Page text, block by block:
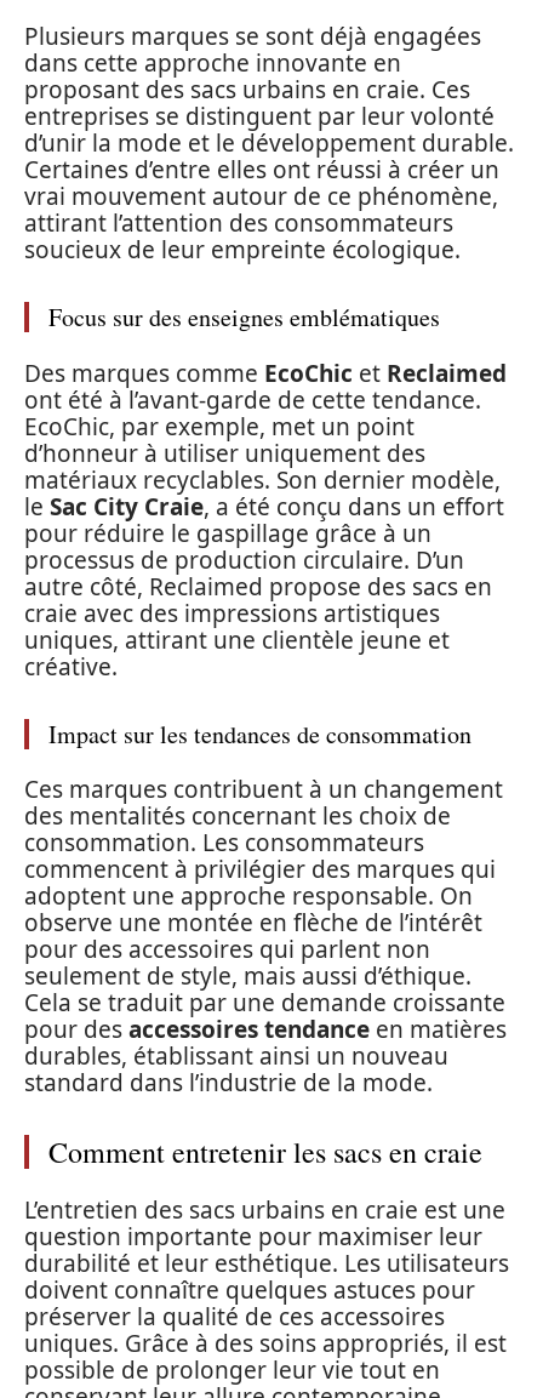
Plusieurs marques se sont déjà engagées
dans cette approche innovante en
proposant des sacs urbains en craie. Ces
entreprises se distinguent par leur volonté
d’unir la mode et le développement durable.
Certaines d’entre elles ont réussi à créer un
vrai mouvement autour de ce phénomène,
attirant l’attention des consommateurs
soucieux de leur empreinte écologique.
Focus sur des enseignes emblématiques
Des marques comme EcoChic et Reclaimed
ont été à l’avant-garde de cette tendance.
EcoChic, par exemple, met un point
d’honneur à utiliser uniquement des
matériaux recyclables. Son dernier modèle,
le Sac City Craie, a été conçu dans un effort
pour réduire le gaspillage grâce à un
processus de production circulaire. D’un
autre côté, Reclaimed propose des sacs en
craie avec des impressions artistiques
uniques, attirant une clientèle jeune et
créative.
Impact sur les tendances de consommation
Ces marques contribuent à un changement
des mentalités concernant les choix de
consommation. Les consommateurs
commencent à privilégier des marques qui
adoptent une approche responsable. On
observe une montée en flèche de l’intérêt
pour des accessoires qui parlent non
seulement de style, mais aussi d’éthique.
Cela se traduit par une demande croissante
pour desaccessoires tendance en matières
durables, établissant ainsi un nouveau
standard dans l’industrie de la mode.
Comment entretenir les sacs en craie
L’entretien des sacs urbains en craie est une
question importante pour maximiser leur
durabilité et leur esthétique. Les utilisateurs
doivent connaître quelques astuces pour
préserver la qualité de ces accessoires
uniques. Grâce à des soins appropriés, il est
possible de prolonger leur vie tout en